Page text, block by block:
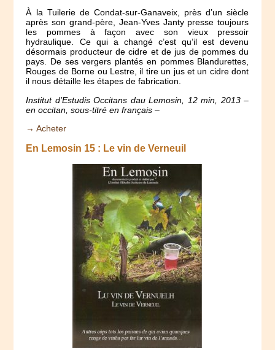
À la Tuilerie de Condat-sur-Ganaveix, près d’un siècle
après son grand-père, Jean-Yves Janty presse toujours
les pommes à façon avec son vieux pressoir
hydraulique. Ce qui a changé c’est qu’il est devenu
désormais producteur de cidre et de jus de pommes du
pays. De ses vergers plantés en pommes Blandurettes,
Rouges de Borne ou Lestre, il tire un jus et un cidre dont
il nous détaille les étapes de fabrication.
Institut d’Estudis Occitans dau Lemosin, 12 min, 2013 –
en occitan, sous-titré en français –
→ Acheter
En Lemosin 15 : Le vin de Verneuil